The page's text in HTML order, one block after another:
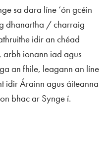
sa dara líne ‘ón gcéin
dhanartha / charraig
idir an chéad
arbh ionann iad agus
an fhile, leagann an líne
idir Árainn agus áiteanna
bhac ar Synge í.